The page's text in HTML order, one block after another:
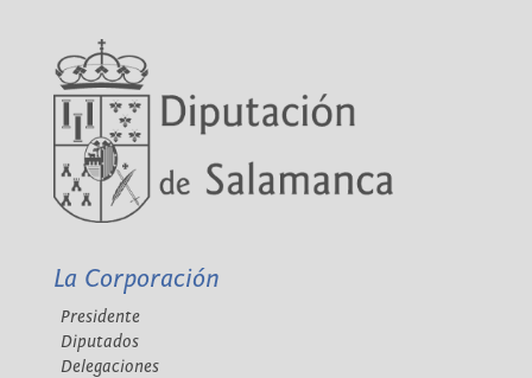
La Corporación
Presidente
Diputados
Delegaciones